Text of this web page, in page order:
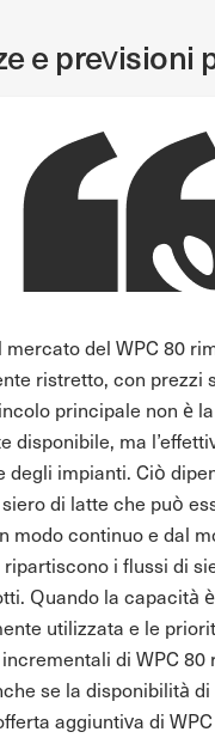
e previsioni
mercato del WPC 80
ristretto, con prezzi
principale non è
disponibile, ma
degli impianti. Ciò
di latte che può
modo continuo e dal
i flussi di
Quando la capacità è
utilizzata e le
di WPC 80
se la disponibilità
aggiuntiva di